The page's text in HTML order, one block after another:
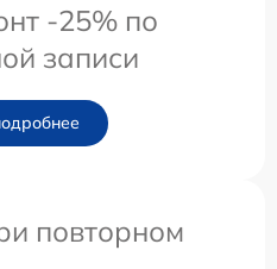
-25% по
записи
повторном